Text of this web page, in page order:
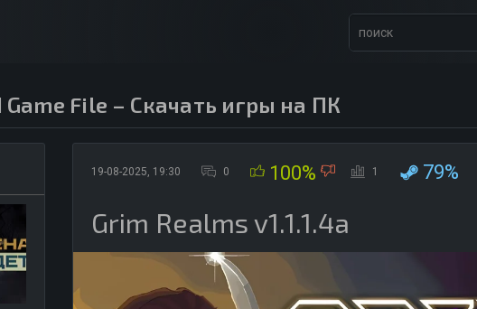
Game File – Скачать игры на ПК
19-08-2025, 19:30 0 100% 1 79%
Grim Realms v1.1.1.4a